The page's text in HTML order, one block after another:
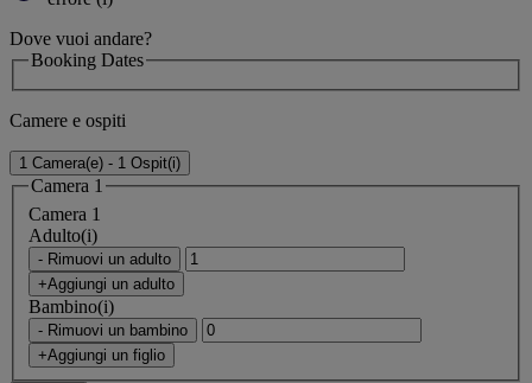
Dove vuoi andare?
Booking Dates
Camere e ospiti
1 Camera(e) - 1 Ospit(i)
Camera 1
Camera 1
Adulto(i)
- Rimuovi un adulto
+Aggiungi un adulto
Bambino(i)
- Rimuovi un bambino
+Aggiungi un figlio